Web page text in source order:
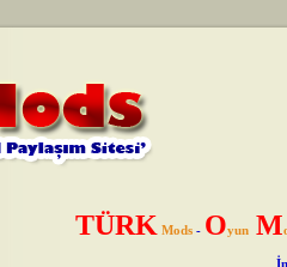
TÜRK Mods - Oyun M